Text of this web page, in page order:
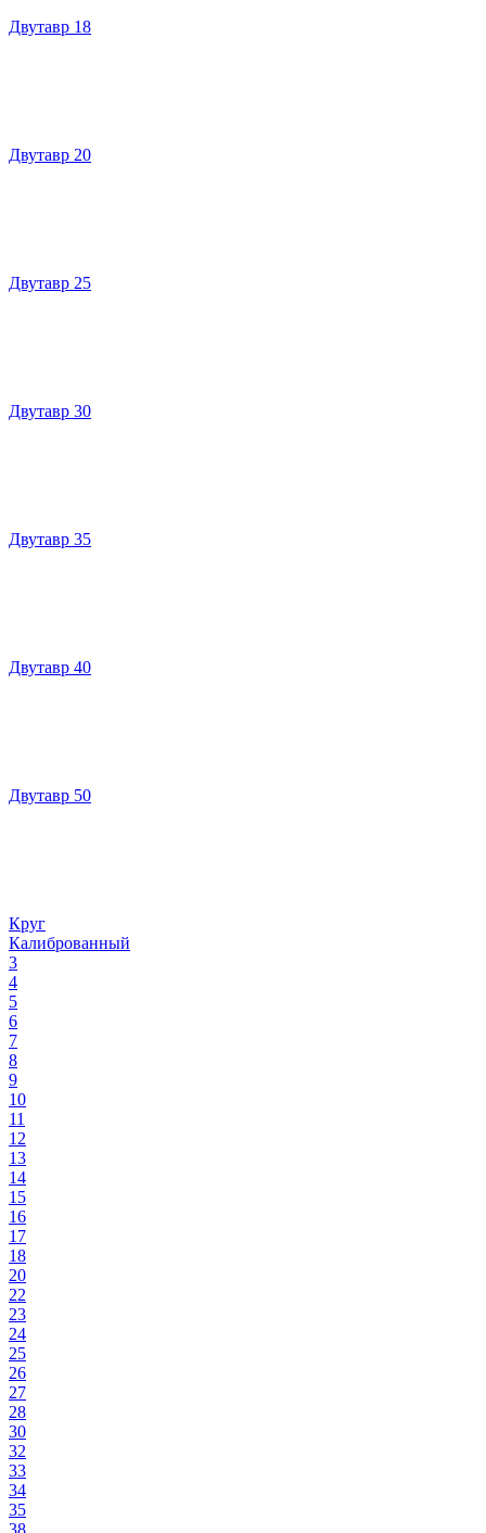
Двутавр 18
Двутавр 20
Двутавр 25
Двутавр 30
Двутавр 35
Двутавр 40
Двутавр 50
Круг
Калиброванный
3
4
5
6
7
8
9
10
11
12
13
14
15
16
17
18
20
22
23
24
25
26
27
28
30
32
33
34
35
38